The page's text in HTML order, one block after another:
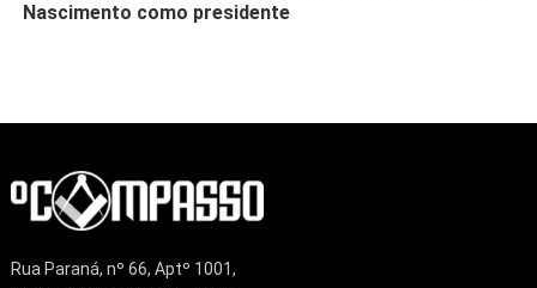
Nascimento como presidente
Rua Paraná, nº 66, Aptº 1001,